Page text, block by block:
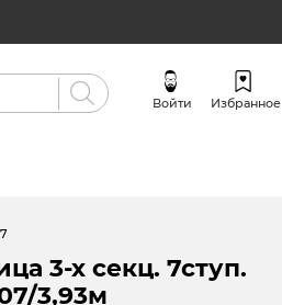
Войти Избранное
3-х секц. 7ступ.
3,93м